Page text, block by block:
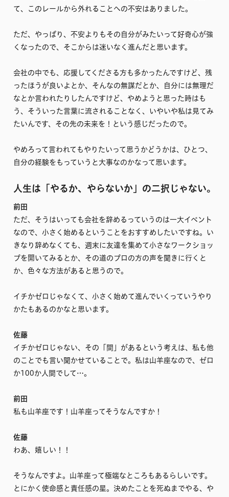
て、このレールから外れることへの不安はありました。
ただ、やっぱり、不安よりもその自分がみたいって好奇心が強
くなったので、そこからは迷いなく進んだと思います。
会社の中でも、応援してくださる方も多かったんですけど、残
ったほうが良いよとか、そんなの無謀だとか、自分には無理だ
なとか言われたりしたんですけど、やめようと思った時はも
う、そういった言葉に流されることなく、いやいや私は見てみ
たいんです、その先の未来を！という感じだったので。
やめろって言われてもやりたいって思うかどうかは、ひとつ、
自分の経験をもっていうと大事なのかなって思います。
人生は「やるか、やらないか」の二択じゃない。
前田
ただ、そうはいっても会社を辞めるっていうのは一大イベント
なので、小さく始めるということをおすすめしたいですね。い
きなり辞めなくても、週末に友達を集めて小さなワークショッ
プを開いてみるとか、その道のプロの方の声を聞きに行くと
か、色々な方法があると思うので。
イチかゼロじゃなくて、小さく始めて進んでいくっていうやり
かたもあるのかなと思います。
佐藤
イチかゼロじゃない、その「間」があるという考えは、私も他
のことでも言い聞かせていることで。私は山羊座なので、ゼロ
か100か人間でして…。
前田
私も山羊座です！山羊座ってそうなんですか！
佐藤
わあ、嬉しい！！
そうなんですよ。山羊座って極端なところもあるらしいです。
とにかく使命感と責任感の星。決めたことを死ぬまでやる、や